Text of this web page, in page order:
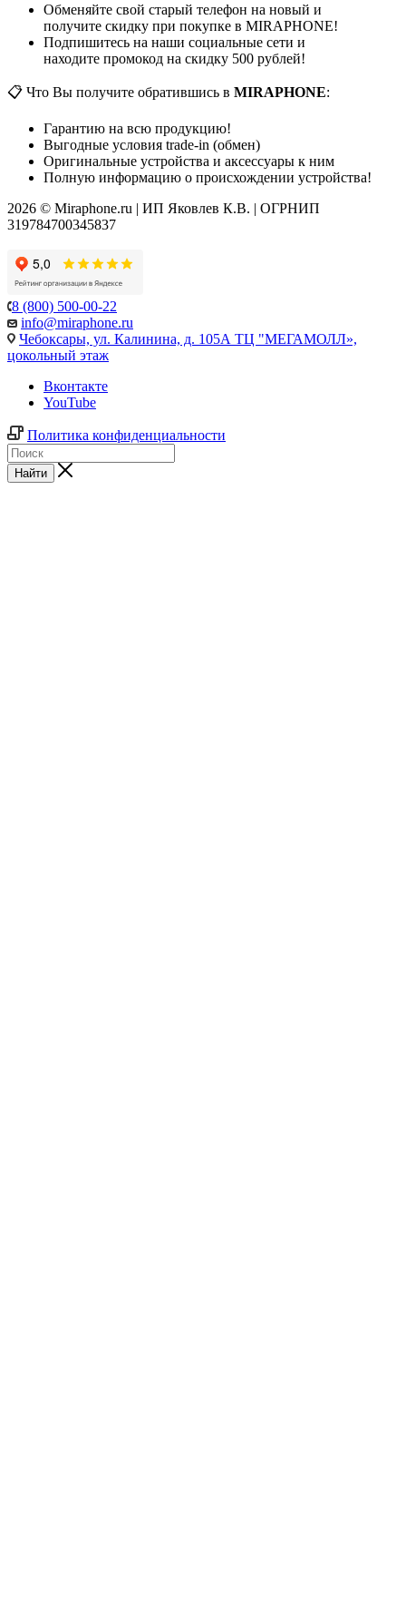
Обменяйте свой старый телефон на новый и
получите скидку при покупке в MIRAPHONE!
Подпишитесь на наши социальные сети и
находите промокод на скидку 500 рублей!
📋 Что Вы получите обратившись в MIRAPHONE:
Гарантию на всю продукцию!
Выгодные условия trade-in (обмен)
Оригинальные устройства и аксессуары к ним
Полную информацию о происхождении устройства!
2026 © Miraphone.ru | ИП Яковлев К.В. | ОГРНИП
319784700345837
8 (800) 500-00-22
info@miraphone.ru
Чебоксары, ул. Калинина, д. 105А ТЦ "МЕГАМОЛЛ»,
цокольный этаж
Вконтакте
YouTube
Политика конфиденциальности
Найти